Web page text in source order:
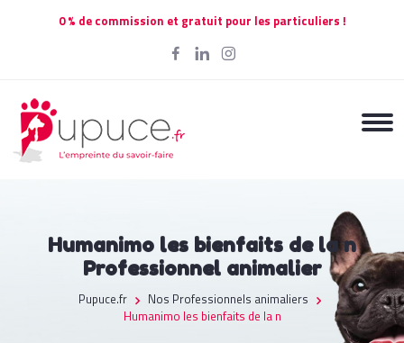
0 % de commission et gratuit pour les particuliers !
Humanimo les bienfaits de la n
Professionnel animalier
Pupuce.fr
Nos Professionnels animaliers
Humanimo les bienfaits de la n